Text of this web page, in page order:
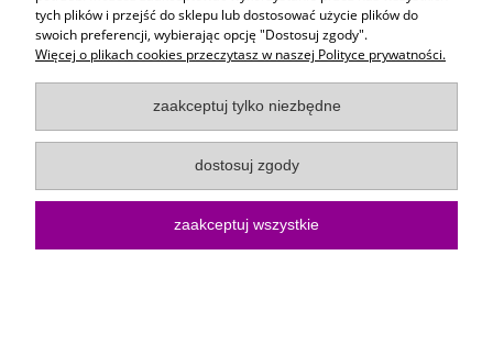
Serce Drewniane Zawieszka Ażurowa do
Decoupage Dekor do Ozdabiania
3,74 zł
tych plików i przejść do sklepu lub dostosować użycie plików do
swoich preferencji, wybierając opcję "Dostosuj zgody".
Więcej o plikach cookies przeczytasz w naszej Polityce prywatności.
zaakceptuj tylko niezbędne
dostosuj zgody
zaakceptuj wszystkie